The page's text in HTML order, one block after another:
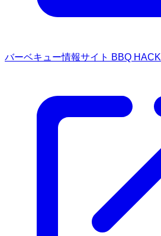
バーベキュー情報サイト BBQ HACK